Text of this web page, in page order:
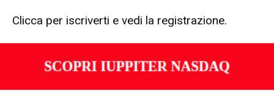
Clicca per iscriverti e vedi la registrazione.